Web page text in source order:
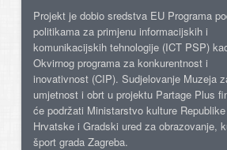
Projekt je dobio sredstva EU Programa
politikama za primjenu informacijskih i
komunikacijskih tehnologije (ICT PSP)
Okvirnog programa za konkurentnost i
inovativnost (CIP). Sudjelovanje Muzeja
umjetnost i obrt u projektu Partage Plus
će podržati Ministarstvo kulture Republike
Hrvatske i Gradski ured za obrazovanje,
šport grada Zagreba.